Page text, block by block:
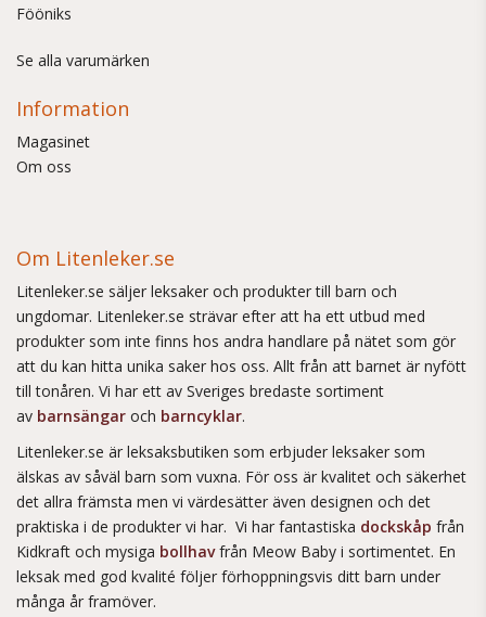
Fööniks
Se alla varumärken
Information
Magasinet
Om oss
Om Litenleker.se
Litenleker.se säljer leksaker och produkter till barn och
ungdomar. Litenleker.se strävar efter att ha ett utbud med
produkter som inte finns hos andra handlare på nätet som gör
att du kan hitta unika saker hos oss. Allt från att barnet är nyfött
till tonåren. Vi har ett av Sveriges bredaste sortiment
av barnsängar och barncyklar.
Litenleker.se är leksaksbutiken som erbjuder leksaker som
älskas av såväl barn som vuxna. För oss är kvalitet och säkerhet
det allra främsta men vi värdesätter även designen och det
praktiska i de produkter vi har. Vi har fantastiska dockskåp från
Kidkraft och mysiga bollhavfrån Meow Baby i sortimentet. En
leksak med god kvalité följer förhoppningsvis ditt barn under
många år framöver.